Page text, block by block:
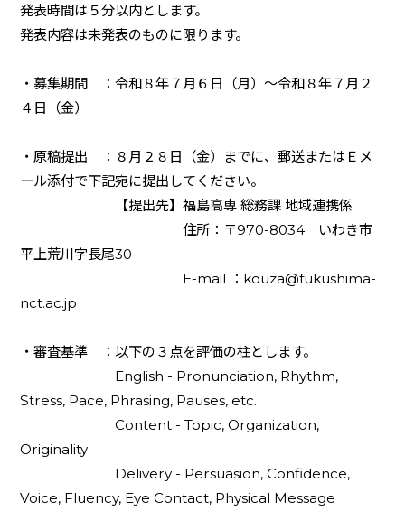
発表時間は５分以内とします。
発表内容は未発表のものに限ります。
・募集期間 ：令和８年７月６日（月）～令和８年７月２
４日（金）
・原稿提出 ：８月２８日（金）までに、郵送またはＥメ
ール添付で下記宛に提出してください。
【提出先】福島高専 総務課 地域連携係
住所：〒970-8034 いわき市
平上荒川字長尾30
E-mail ：kouza@fukushima-
nct.ac.jp
・審査基準 ：以下の３点を評価の柱とします。
English - Pronunciation, Rhythm,
Stress, Pace, Phrasing, Pauses, etc.
Content - Topic, Organization,
Originality
Delivery - Persuasion, Confidence,
Voice, Fluency, Eye Contact, Physical Message